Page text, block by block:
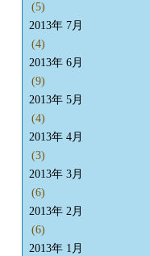
(5)
2013年 7月
(4)
2013年 6月
(9)
2013年 5月
(4)
2013年 4月
(3)
2013年 3月
(6)
2013年 2月
(6)
2013年 1月